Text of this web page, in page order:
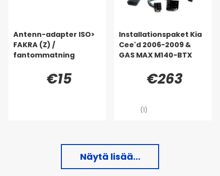
Antenn-adapter ISO>
FAKRA (Z) /
fantommatning
€15
Installationspaket Kia
Cee'd 2006-2009 &
GAS MAX M140-BTX
€263
(1)
Näytä lisää...